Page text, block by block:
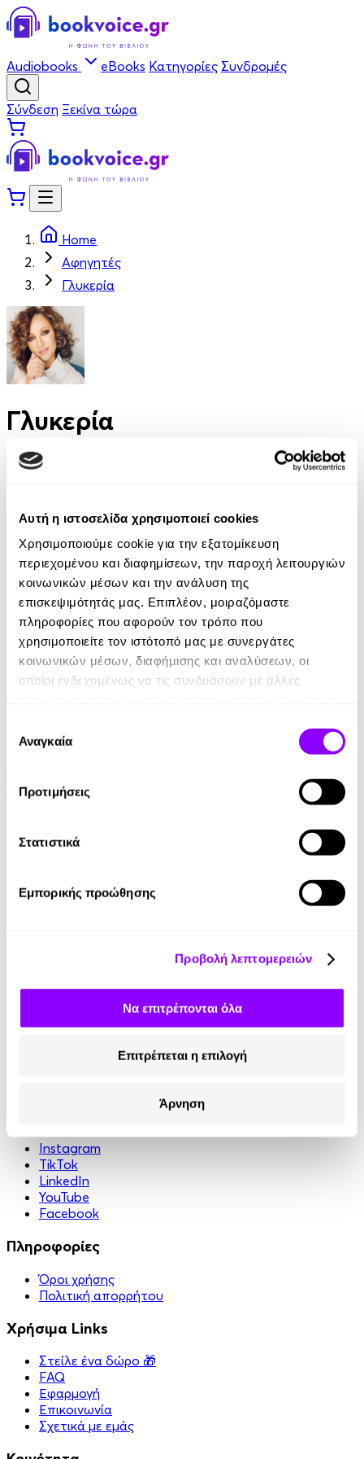
Αυτή η ιστοσελίδα χρησιμοποιεί cookies
Χρησιμοποιούμε cookie για την εξατομίκευση
περιεχομένου και διαφημίσεων, την παροχή λειτουργιών
κοινωνικών μέσων και την ανάλυση της
επισκεψιμότητάς μας. Επιπλέον, μοιραζόμαστε
πληροφορίες που αφορούν τον τρόπο που
χρησιμοποιείτε τον ιστότοπό μας με συνεργάτες
κοινωνικών μέσων, διαφήμισης και αναλύσεων, οι
οποίοι ενδεχομένως να τις συνδυάσουν με άλλες
των υπηρεσιών τους.
συγκατάθεσης
Αναγκαία
Προτιμήσεις
Στατιστικά
Εμπορικής προώθησης
Προβολή λεπτομερειών
Να επιτρέπονται όλα
Επιτρέπεται η επιλογή
Άρνηση
Audiobooks eBooks Κατηγορίες Συνδρομές
Σύνδεση Ξεκίνα τώρα
Home
Αφηγητές
Γλυκερία
Γλυκερία
Φίλτρα
Συγγραφείς
Αφηγητές
Κατηγορίες
Εκδοτικοί οίκοι
Audiobook • 1 Credit
Χρύσα Σκοπελίτου
Instagram
TikTok
LinkedIn
YouTube
Facebook
Πληροφορίες
Όροι χρήσης
Πολιτική απορρήτου
Χρήσιμα Links
Στείλε ένα δώρο 🎁
FAQ
Εφαρμογή
Επικοινωνία
Σχετικά με εμάς